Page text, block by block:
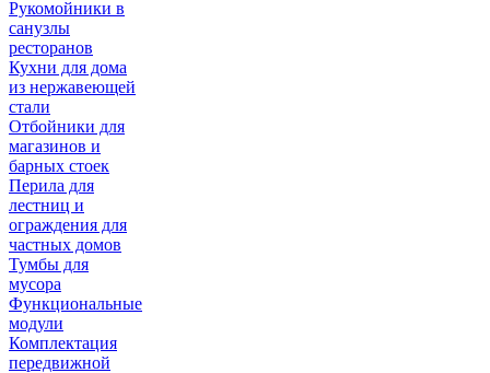
Рукомойники в
санузлы
ресторанов
Кухни для дома
из нержавеющей
стали
Отбойники для
магазинов и
барных стоек
Перила для
лестниц и
ограждения для
частных домов
Тумбы для
мусора
Функциональные
модули
Комплектация
передвижной